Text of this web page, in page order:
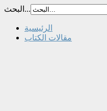
البحث...
الرئيسية
مقالات الكتاب